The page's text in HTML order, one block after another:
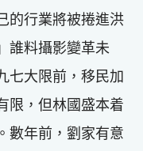
的行業將被捲進洪
誰料攝影變革未
七大限前，移民加
限，但林國盛本着
數年前，劉家有意